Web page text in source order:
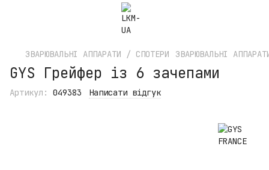
ЗВАРЮВАЛЬНІ АППАРАТИ / СПОТЕРИ ЗВАРЮВАЛЬНІ
GYS Грейфер із 6 зачепами
Артикул: 049383 Написати відгук